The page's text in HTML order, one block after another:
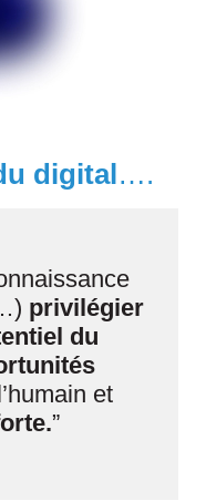
digital….
privilégier
du
et
”